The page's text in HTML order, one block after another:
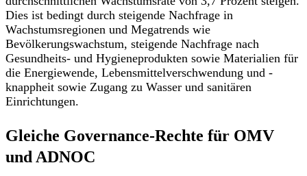
Dies ist bedingt durch steigende Nachfrage in
Wachstumsregionen und Megatrends wie
Bevölkerungswachstum, steigende Nachfrage nach
Gesundheits- und Hygieneprodukten sowie Materialien für
die Energiewende, Lebensmittelverschwendung und -
knappheit sowie Zugang zu Wasser und sanitären
Einrichtungen.
Gleiche Governance-Rechte für OMV
und ADNOC